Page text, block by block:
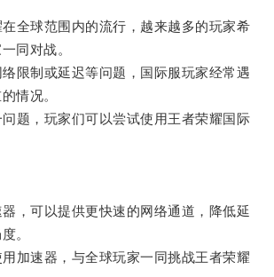
球范围内的流行，越来越多的玩家希
同对战。
制或延迟等问题，国际服玩家经常遇
情况。
，玩家们可以尝试使用王者荣耀国际
可以提供更快速的网络通道，降低延
。
速器，与全球玩家一同挑战王者荣耀